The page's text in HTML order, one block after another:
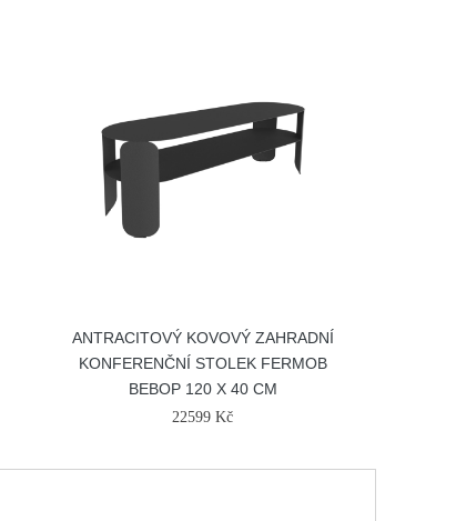
ANTRACITOVÝ KOVOVÝ ZAHRADNÍ
KONFERENČNÍ STOLEK FERMOB
BEBOP 120 X 40 CM
22599 Kč